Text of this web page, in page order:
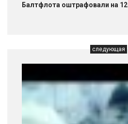
Балтфлота оштрафовали на
следующая